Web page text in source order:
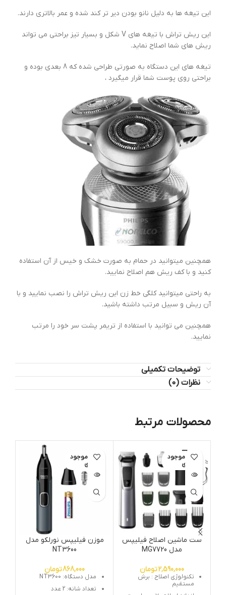
این تیغه ها به دلیل نانو بودن دیر تر کند شده و عمر بالاتری دارند.
این ریش تراش با تیغه های V شکل و بسیار تیز براحتی می تواند
ریش های شما اصلاح نماید.
تیغه های این دستگاه به صورتی طراحی شده که 8 بعدی بوده و
براحتی روی پوست شما قرار میگیرد ،
همچنین میتوانید در حمام به صورت خشک و خیس از آن استفاده
کنید و با کف ریش هم اصلاح نمایید.
به راحتی میتوانید کلگی خط زن این ریش تراش را نصب نمایید و با
آن ریش و سبیل مرتب داشته باشید.
همچنین می توانید با استفاده از تریمر پشت سر خود را مرتب
نمایید.
توضیحات تکمیلی
نظرات (0)
محصولات مرتبط
اتمام موجود
ی
ست ماشین اصلاح فیلیپس
مدل MG7720
2,590,000تومان
تکنولوژی اصلاح : برش
مستقیم
اتمام موجود
ی
موزن فیلیپس نورلکو مدل
NT3600
868,000تومان
مدل دستگاه: NT3600
تعداد شانه: 2 عدد